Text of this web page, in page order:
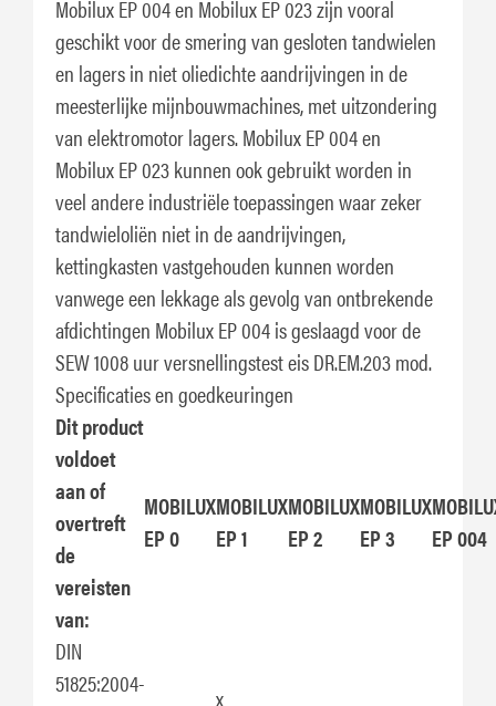
Mobilux EP 004 en Mobilux EP 023 zijn vooral
geschikt voor de smering van gesloten tandwielen
en lagers in niet oliedichte aandrijvingen in de
meesterlijke mijnbouwmachines, met uitzondering
van elektromotor lagers. Mobilux EP 004 en
Mobilux EP 023 kunnen ook gebruikt worden in
veel andere industriële toepassingen waar zeker
tandwieloliën niet in de aandrijvingen,
kettingkasten vastgehouden kunnen worden
vanwege een lekkage als gevolg van ontbrekende
afdichtingen Mobilux EP 004 is geslaagd voor de
SEW 1008 uur versnellingstest eis DR.EM.203 mod.
Specificaties en goedkeuringen
Dit product
voldoet
aan of
overtreft
de
vereisten
van:
MOBILUX
EP 0
MOBILUX
EP 1
MOBILUX
EP 2
MOBILUX
EP 3
EP 004
DIN
51825:2004-
x